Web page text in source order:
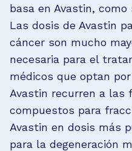
basa en Avastin,
Las dosis de Avastin
cáncer son mucho
necesaria para el
médicos que optan
Avastin recurren a las
compuestos para
Avastin en dosis más
para la degeneración